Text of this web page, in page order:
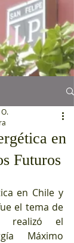
en
Futuros
en Chile y
el tema de
realizó el
Máximo